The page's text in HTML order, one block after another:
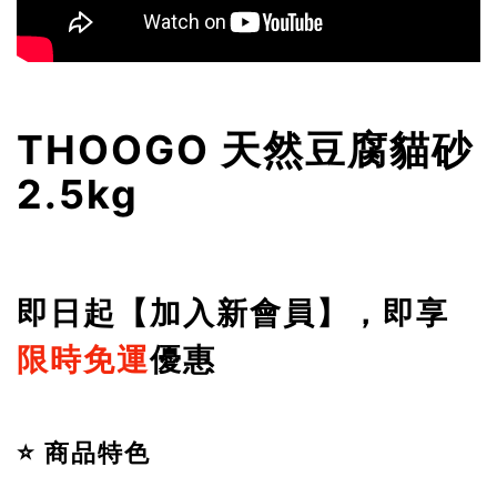
THOOGO 天然豆腐貓砂
2.5kg
即日起【加入新會員】，即享
限時免運優惠
⭐ 商品特色